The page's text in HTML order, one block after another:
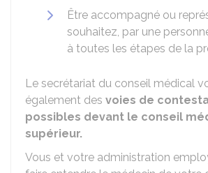
Être accompagné ou
souhaitez, par une
à toutes les étapes de la
Le secrétariat du conseil médical
également des voies de
possibles devant le conseil
supérieur.
Vous et votre administration